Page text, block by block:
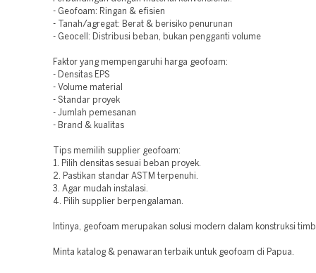
- Geofoam: Ringan & efisien
- Tanah/agregat: Berat & berisiko penurunan
- Geocell: Distribusi beban, bukan pengganti volume
Faktor yang mempengaruhi harga geofoam:
- Densitas EPS
- Volume material
- Standar proyek
- Jumlah pemesanan
- Brand & kualitas
Tips memilih supplier geofoam:
1. Pilih densitas sesuai beban proyek.
2. Pastikan standar ASTM terpenuhi.
3. Agar mudah instalasi.
4. Pilih supplier berpengalaman.
Intinya, geofoam merupakan solusi modern dalam konstruksi
Minta katalog & penawaran terbaik untuk geofoam di Papua.